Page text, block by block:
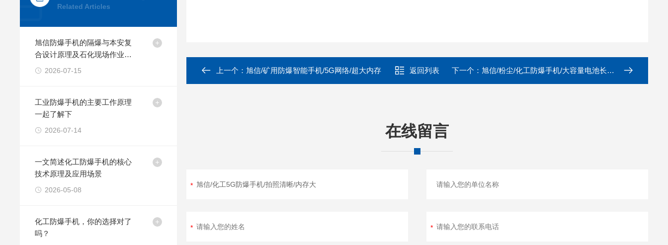
Related Articles
旭信防爆手机的隔爆与本安复
合设计原理及石化现场作业应
用
2026-07-15
工业防爆手机的主要工作原理
一起了解下
2026-07-14
一文简述化工防爆手机的核心
技术原理及应用场景
2026-05-08
化工防爆手机，你的选择对了
吗？
上一个： 旭信/矿用防爆智能手机/5G网络/超大内存 返回列表 下一个： 旭信/粉尘/化工防爆手机/大容量电池长续航
在线留言